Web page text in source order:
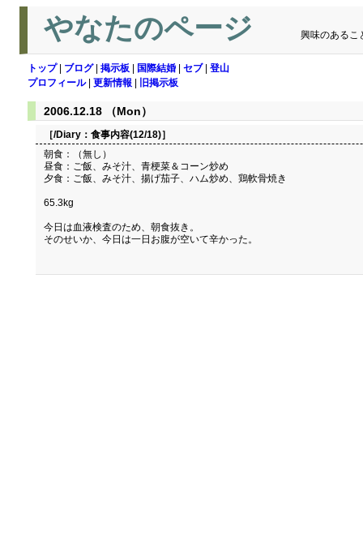
やなたのページ 興味のあるこ
トップ| ブログ| 掲示板 国際結婚 セブ| 登山
プロフィール| 更新情報 旧掲示板
2006.12.18 （Mon）
［/Diary： 食事内容(12/18)］
朝食：（無し）
昼食：ご飯、みそ汁、青梗菜＆コーン炒め
夕食：ご飯、みそ汁、揚げ茄子、ハム炒め、鶏軟骨焼き
65.3kg
今日は血液検査のため、朝食抜き。
そのせいか、今日は一日お腹が空いて辛かった。